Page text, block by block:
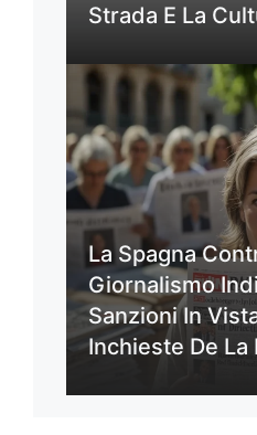
Strada E La
La Spagna
Giornalismo
Sanzioni In
Inchieste De La